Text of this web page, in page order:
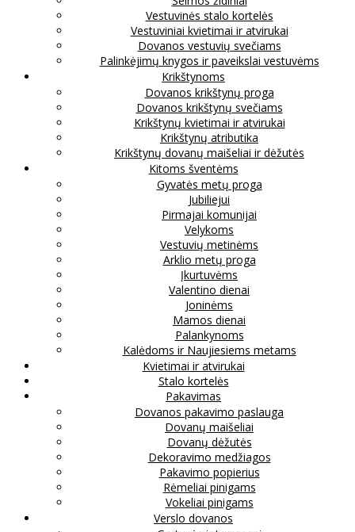
Vestuvinės stalo kortelės
Vestuviniai kvietimai ir atvirukai
Dovanos vestuvių svečiams
Palinkėjimų knygos ir paveikslai vestuvėms
Krikštynoms
Dovanos krikštynų proga
Dovanos krikštynų svečiams
Krikštynų kvietimai ir atvirukai
Krikštynų atributika
Krikštynų dovanų maišeliai ir dėžutės
Kitoms šventėms
Gyvatės metų proga
Jubiliejui
Pirmajai komunijai
Velykoms
Vestuvių metinėms
Arklio metų proga
Įkurtuvėms
Valentino dienai
Joninėms
Mamos dienai
Palankynoms
Kalėdoms ir Naujiesiems metams
Kvietimai ir atvirukai
Stalo kortelės
Pakavimas
Dovanos pakavimo paslauga
Dovanų maišeliai
Dovanų dėžutės
Dekoravimo medžiagos
Pakavimo popierius
Rėmeliai pinigams
Vokeliai pinigams
Verslo dovanos